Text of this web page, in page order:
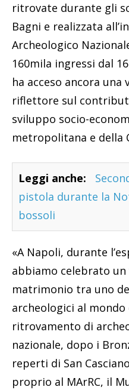
ritrovate durante gli
Bagni e realizzata
Archeologico
160mila ingressi dal
ha acceso ancora
riflettore sul
sviluppo socio-
metropolitana e della
Leggi anche:
pistola durante la
bossoli
«A Napoli, durante
abbiamo celebrato
matrimonio tra uno
archeologici al
ritrovamento di
nazionale, dopo i
reperti di San
proprio al MArRC, il